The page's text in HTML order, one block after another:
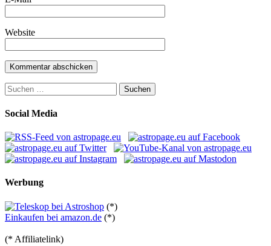
Website
Suchen
nach:
Social Media
Werbung
(*)
Einkaufen bei amazon.de (*)
(* Affiliatelink)